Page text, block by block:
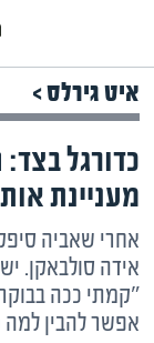
איט גירלס >
כדורגל
מעניינת
אחרי שאביה
אידה סולבאקן.
"קמתי ככה
אפשר להבין למה